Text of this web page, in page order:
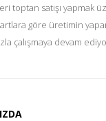
toptan satışı
göre üretimin
devam